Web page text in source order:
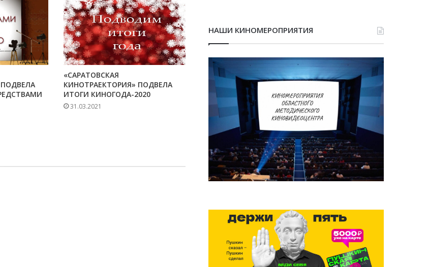
«САРАТОВСКАЯ
КИНОТРАЕКТОРИЯ» ПОДВЕЛА
ИТОГИ КИНОГОДА-2020
31.03.2021
НАШИ КИНОМЕРОПРИЯТИЯ